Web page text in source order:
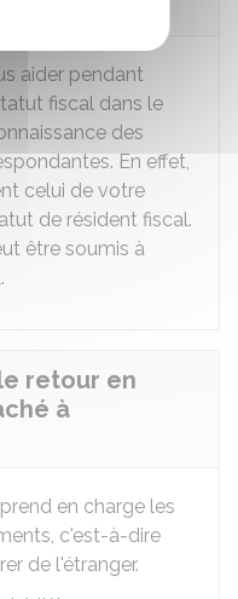
aider pendant
fiscal dans le
des
En effet,
celui de votre
de résident fiscal.
être soumis à
retour en
à
en charge les
c'est-à-dire
de l'étranger.